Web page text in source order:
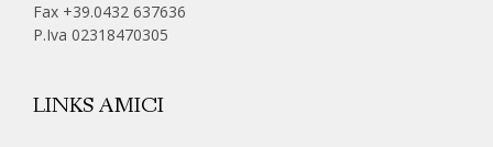
Fax +39.0432 637636
P.Iva 02318470305
LINKS AMICI